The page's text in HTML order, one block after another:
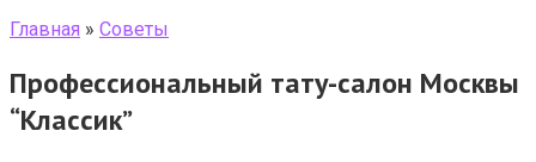
Главная » Cоветы
Профессиональный тату-салон Москвы
“Классик”